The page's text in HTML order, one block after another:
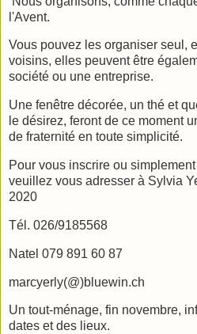
l'Avent.
Vous pouvez les organiser seul,
voisins, elles peuvent être
société ou une entreprise.
Une fenêtre décorée, un thé et
le désirez, feront de ce moment
de fraternité en toute simplicité.
Pour vous inscrire ou
veuillez vous adresser à Sylvia
2020
Tél. 026/9185568
Natel 079 891 60 87
marcyerly(@)bluewin.ch
Un tout-ménage, fin novembre,
dates et des lieux.